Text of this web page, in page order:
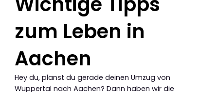
zum Leben in
Aachen
Hey du, planst du gerade deinen Umzug von
Wuppertal nach Aachen? Dann haben wir die